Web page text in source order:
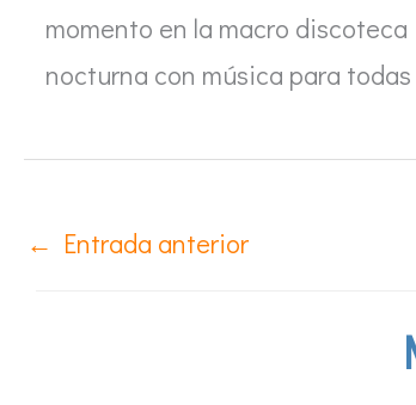
momento en la macro
nocturna con música para
← Entrada anterior